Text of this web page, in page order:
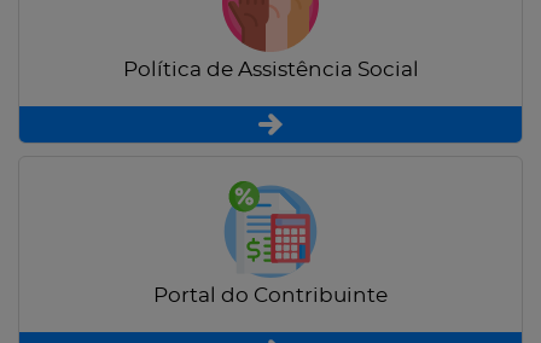
Política de Assistência Social
Portal do Contribuinte